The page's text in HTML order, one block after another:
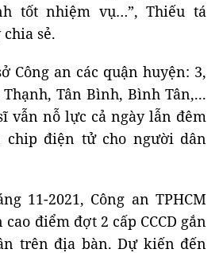
tốt nhiệm vụ…”, Thiếu tá
sẻ.
Công an các quận huyện: 3,
Tân Bình, Bình Tân,...
vẫn nỗ lực cả ngày lẫn đêm
chip điện tử cho người dân
11-2021, Công an TPHCM
điểm đợt 2 cấp CCCD gắn
trên địa bàn. Dự kiến đến